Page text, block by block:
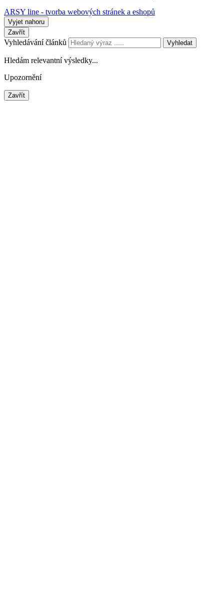
ARSY line - tvorba webových stránek a eshopů
Vyjet nahoru
Zavřít
Vyhledávání článků Vyhledat
Hledám relevantní výsledky...
Upozornění
Zavřít